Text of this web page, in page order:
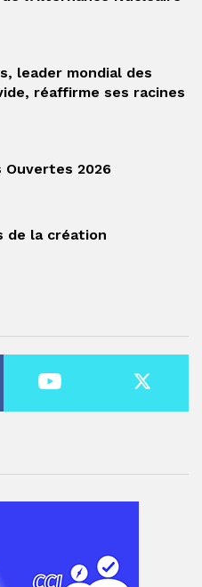
leader mondial des
réaffirme ses racines
Ouvertes 2026
de la création